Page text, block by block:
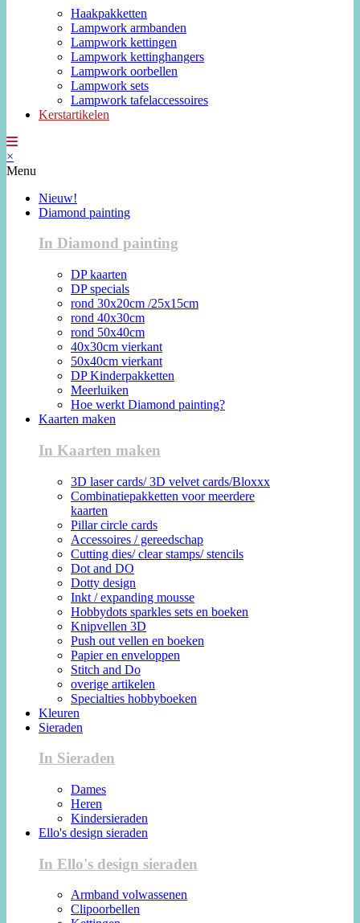
Haakpakketten
Lampwork armbanden
Lampwork kettingen
Lampwork kettinghangers
Lampwork oorbellen
Lampwork sets
Lampwork tafelaccessoires
Kerstartikelen
×
Menu
Nieuw!
Diamond painting
In Diamond painting
DP kaarten
DP specials
rond 30x20cm /25x15cm
rond 40x30cm
rond 50x40cm
40x30cm vierkant
50x40cm vierkant
DP Kinderpakketten
Meerluiken
Hoe werkt Diamond painting?
Kaarten maken
In Kaarten maken
3D laser cards/ 3D velvet cards/Bloxxx
Combinatiepakketten voor meerdere
kaarten
Pillar circle cards
Accessoires / gereedschap
Cutting dies/ clear stamps/ stencils
Dot and DO
Dotty design
Inkt / expanding mousse
Hobbydots sparkles sets en boeken
Knipvellen 3D
Push out vellen en boeken
Papier en enveloppen
Stitch and Do
overige artikelen
Specialties hobbyboeken
Kleuren
Sieraden
In Sieraden
Dames
Heren
Kindersieraden
Ello's design sieraden
In Ello's design sieraden
Armband volwassenen
Clipoorbellen